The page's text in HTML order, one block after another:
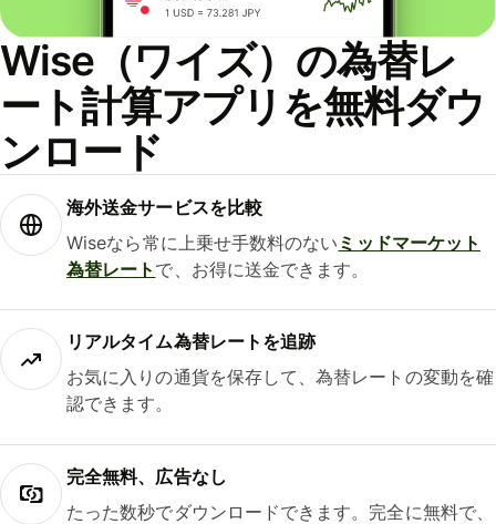
Wise（ワイズ）の為替レ
ート計算アプリを無料ダウ
ンロード
海外送金サービスを比較
Wiseなら常に上乗せ手数料のない ミッドマーケット
為替レート で、お得に送金できます。
リアルタイム為替レートを追跡
お気に入りの通貨を保存して、為替レートの変動を確
認できます。
完全無料、広告なし
たった数秒でダウンロードできます。完全に無料で、